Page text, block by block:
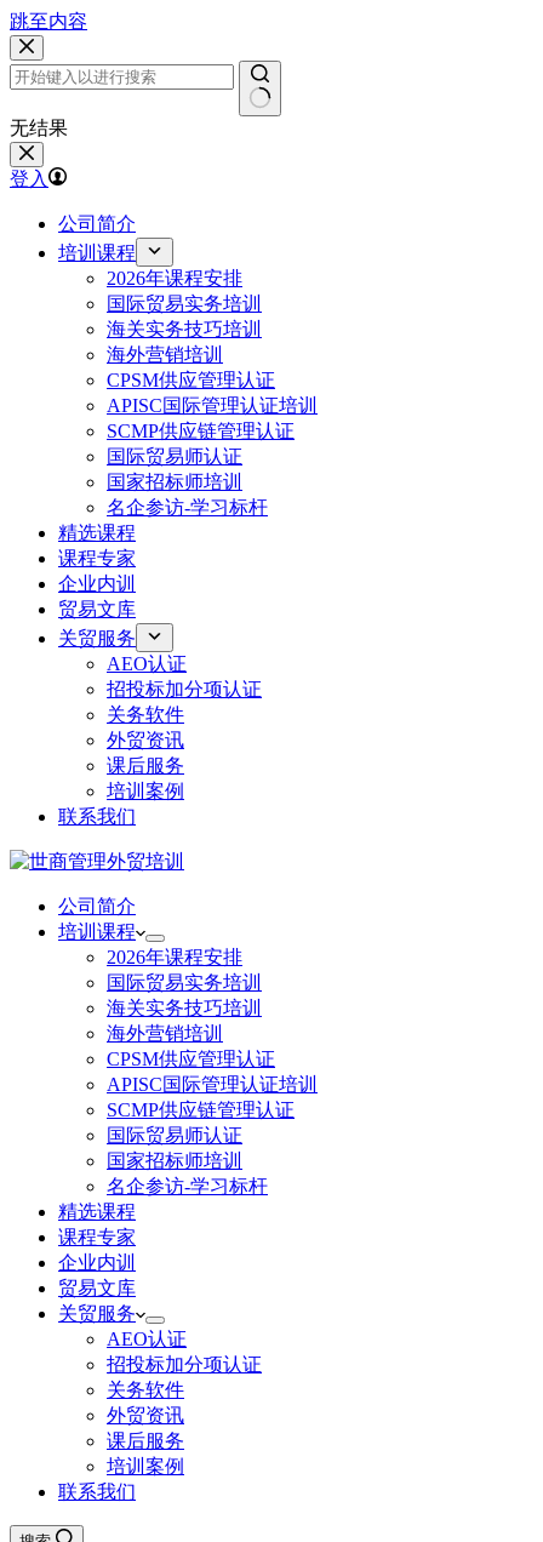
跳至内容
无结果
登入
公司简介
培训课程
2026年课程安排
国际贸易实务培训
海关实务技巧培训
海外营销培训
CPSM供应管理认证
APISC国际管理认证培训
SCMP供应链管理认证
国际贸易师认证
国家招标师培训
名企参访-学习标杆
精选课程
课程专家
企业内训
贸易文库
关贸服务
AEO认证
招投标加分项认证
关务软件
外贸资讯
课后服务
培训案例
联系我们
公司简介
培训课程
2026年课程安排
国际贸易实务培训
海关实务技巧培训
海外营销培训
CPSM供应管理认证
APISC国际管理认证培训
SCMP供应链管理认证
国际贸易师认证
国家招标师培训
名企参访-学习标杆
精选课程
课程专家
企业内训
贸易文库
关贸服务
AEO认证
招投标加分项认证
关务软件
外贸资讯
课后服务
培训案例
联系我们